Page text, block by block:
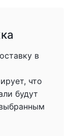
в
что
будут